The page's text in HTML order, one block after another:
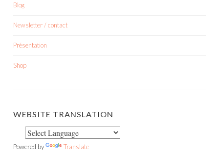
Blog
Newsletter / contact
Présentation
Shop
WEBSITE TRANSLATION
Powered by Translate